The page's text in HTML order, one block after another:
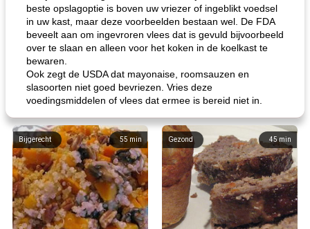
beste opslagoptie is boven uw vriezer of ingeblikt voedsel
in uw kast, maar deze voorbeelden bestaan ​​wel. De FDA
beveelt aan om ingevroren vlees dat is gevuld bijvoorbeeld
over te slaan en alleen voor het koken in de koelkast te
bewaren.
Ook zegt de USDA dat mayonaise, roomsauzen en
slasoorten niet goed bevriezen. Vries deze
voedingsmiddelen of vlees dat ermee is bereid niet in.
55 min
Bijgerecht 45min
Gezond